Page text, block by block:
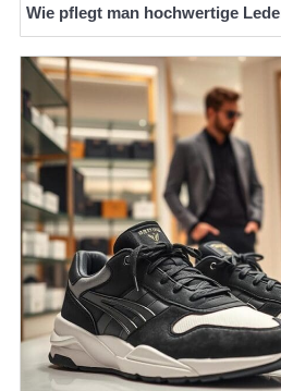
Wie pflegt man hochwertige